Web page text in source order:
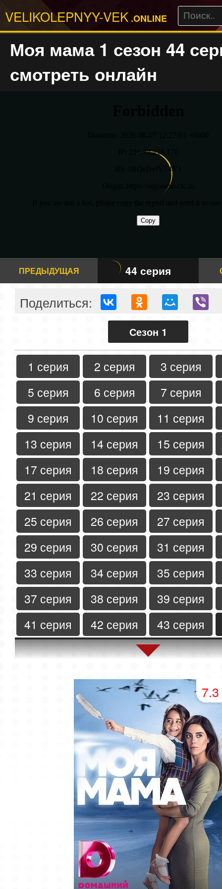
VELIKOLEPNYY-VEK .ONLINE
Моя мама 1 сезон 44
смотреть онлайн
ПРЕДЫДУЩАЯ 44 серия
Поделиться:
Сезон 1
1 серия 2 серия
3 серия
5 серия
6 серия
7 серия
9 серия
10 серия
11 серия
13 серия
14 серия
15 серия
17 серия
18 серия
19 серия
21 серия
22 серия
23 серия
25 серия
26 серия
27 серия
29 серия
30 серия
31 серия
33 серия
34 серия
35 серия
37 серия
38 серия
39 серия
41 серия
42 серия
43 серия
45 серия
46 серия
47 серия
50 серия
51 серия
54 серия
55 серия
58 серия
59 серия
62 серия
63 серия
66 серия
67 серия
70 серия
71 серия
74 серия
75 серия
78 серия
79 серия
82 серия 83 серия
7.3